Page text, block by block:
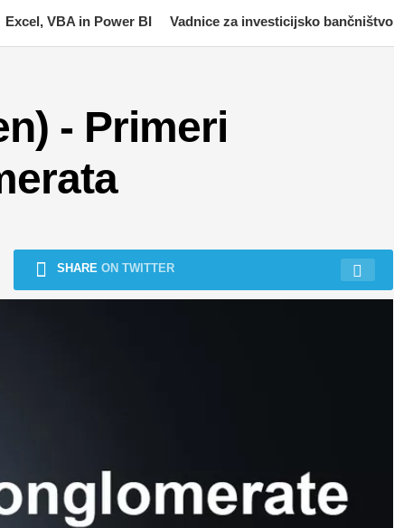
Excel, VBA in Power BI Vadnice za investicijsko bančništvo
- Primeri
SHARE ON TWITTER